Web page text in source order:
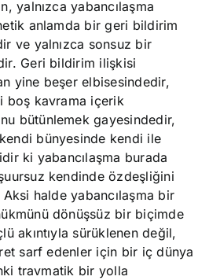
yalnızca yabancılaşma
anlamda bir geri bildirim
ve yalnızca sonsuz bir
Geri bildirim ilişkisi
yine beşer elbisesindedir,
boş kavrama içerik
bütünlemek gayesindedir,
bünyesinde kendi ile
ki yabancılaşma burada
kendinde özdeşliğini
Aksi halde yabancılaşma bir
dönüşsüz bir biçimde
akıntıyla sürüklenen değil,
sarf edenler için bir iç dünya
travmatik bir yolla